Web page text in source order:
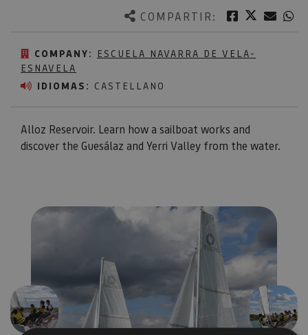
COMPARTIR: Facebook
Twitter
COMPANY:
ESCUELA NAVARRA DE VELA-
ESNAVELA
IDIOMAS: CASTELLANO
Alloz Reservoir. Learn how a sailboat works and
discover the Guesálaz and Yerri Valley from the water.
Previous Next